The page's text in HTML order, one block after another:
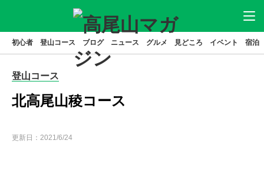
ニュース アクセス 駐車場
登山コース
イベント
初心者 登山コース ブログ ニュース グルメ 見どころ イベント 宿泊
登山コース
北高尾山稜コース
更新日： 2021/6/24